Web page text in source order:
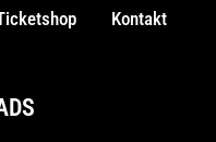
Kontakt